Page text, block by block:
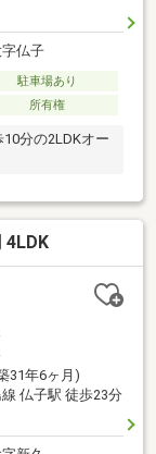
仏子
駐車場あり
所有権
分の2LDKオー
4LDK
31年6ヶ月)
仏子駅 徒歩23分